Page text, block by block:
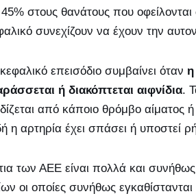
στους θανάτους που
συνεχίζουν να έχουν την
επεισόδιο συμβαίνει όταν
ή διακόπτεται αιφνίδια.
από κάποιο θρόμβο αίματος
η αρτηρία έχει σπάσει ή υποστεί
των ΑΕΕ είναι πολλά και
οι οποίες συνήθως